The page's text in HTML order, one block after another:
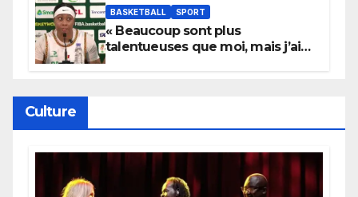
BASKETBALL SPORT
« Beaucoup sont plus
talentueuses que moi, mais j’ai
Culture